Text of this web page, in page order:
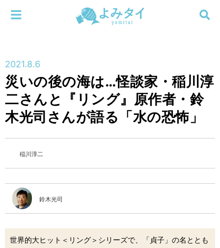
連載
新刊
編集部
検索する
メニューを閉じる
2021.8.6
災いの後の海は…怪談家・稲川淳
二さんと『リング』原作者・鈴
木光司さんが語る「水の恐怖」
稲川淳二
鈴木光司
世界的大ヒット＜リング＞シリーズで、「貞子」の名ととも